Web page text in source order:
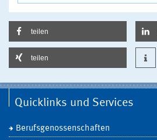
teilen
teilen
Quicklinks und Services
Berufsgenossenschaften